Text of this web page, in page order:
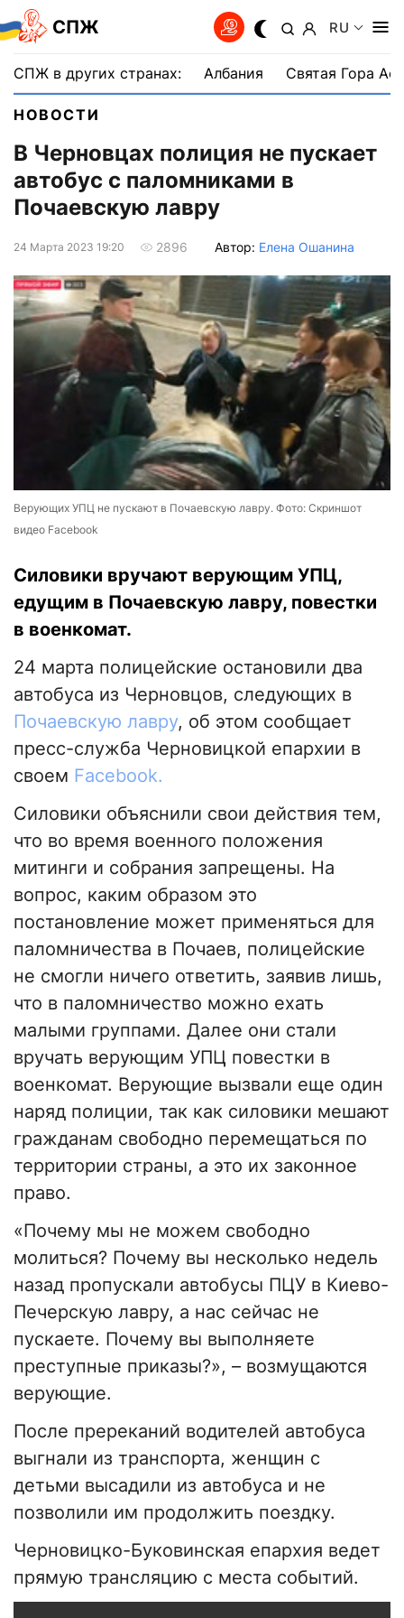
СПЖ RU
СПЖ в других странах: Албания Святая Гора
НОВОСТИ
В Черновцах полиция не пускает
автобус с паломниками в
Почаевскую лавру
24 Марта 2023 19:20 2896 Автор: Елена Ошанина
Верующих УПЦ не пускают в Почаевскую лавру. Фото: Скриншот
видео Facebook
Силовики вручают верующим УПЦ,
едущим в Почаевскую лавру, повестки
в военкомат.
24 марта полицейские остановили два
автобуса из Черновцов, следующих в
Почаевскую лавру, об этом сообщает
пресс-служба Черновицкой епархии в
своем Facebook.
Силовики объяснили свои действия тем,
что во время военного положения
митинги и собрания запрещены. На
вопрос, каким образом это
постановление может применяться для
паломничества в Почаев, полицейские
не смогли ничего ответить, заявив лишь,
что в паломничество можно ехать
малыми группами. Далее они стали
вручать верующим УПЦ повестки в
военкомат. Верующие вызвали еще один
наряд полиции, так как силовики мешают
гражданам свободно перемещаться по
территории страны, а это их законное
право.
«Почему мы не можем свободно
молиться? Почему вы несколько недель
назад пропускали автобусы ПЦУ в Киево-
Печерскую лавру, а нас сейчас не
пускаете. Почему вы выполняете
преступные приказы?», – возмущаются
верующие.
После пререканий водителей автобуса
выгнали из транспорта, женщин с
детьми высадили из автобуса и не
позволили им продолжить поездку.
Черновицко-Буковинская епархия ведет
прямую трансляцию с места событий.